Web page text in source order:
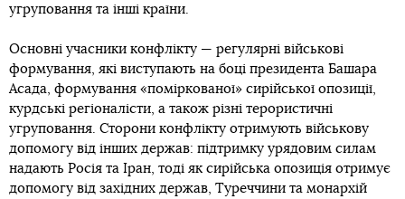
угруповання та інші країни.
Основні учасники конфлікту — регулярні військові
формування, які виступають на боці президента Башара
Асада, формування «поміркованої» сирійської опозиції,
курдські регіоналісти, а також різні терористичні
угруповання. Сторони конфлікту отримують військову
допомогу від інших держав: підтримку урядовим силам
надають Росія та Іран, тоді як сирійська опозиція отримує
допомогу від західних держав, Туреччини та монархій